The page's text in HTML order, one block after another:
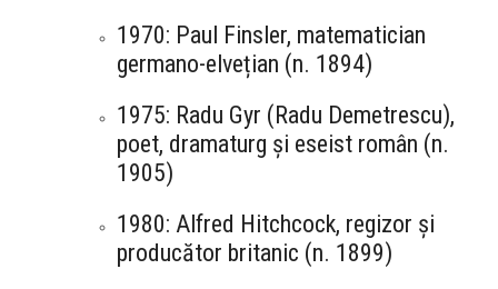
1970: Paul Finsler, matematician
germano-elvețian (n. 1894)
1975: Radu Gyr (Radu Demetrescu),
poet, dramaturg și eseist român (n.
1905)
1980: Alfred Hitchcock, regizor și
producător britanic (n. 1899)